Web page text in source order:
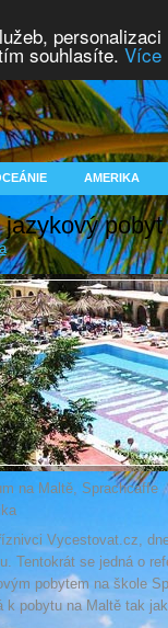
souhlasíte. Více
AMERIKA
jazykový
na Maltě, Sprachcaffe
Vycestovat.cz,
Tentokrát se jedná o
pobytem na škole
k pobytu na Maltě tak